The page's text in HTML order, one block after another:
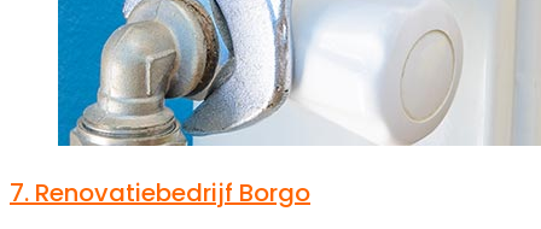
7. Renovatiebedrijf Borgo